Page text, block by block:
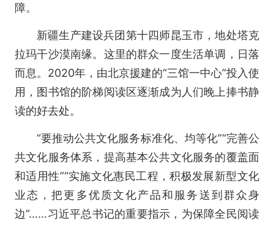
障。
新疆生产建设兵团第十四师昆玉市，地处塔克
拉玛干沙漠南缘。这里的群众一度生活单调，日落
而息。2020年，由北京援建的“三馆一中心”投入使
用，图书馆的阶梯阅读区逐渐成为人们晚上捧书静
读的好去处。
“要推动公共文化服务标准化、均等化”“完善公
共文化服务体系，提高基本公共文化服务的覆盖面
和适用性”“实施文化惠民工程，积极发展新型文化
业态，把更多优质文化产品和服务送到群众身
边”……习近平总书记的重要指示，为保障全民阅读